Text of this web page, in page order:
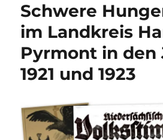
Schwere
im Landkreis
Pyrmont in den
1921 und 1923